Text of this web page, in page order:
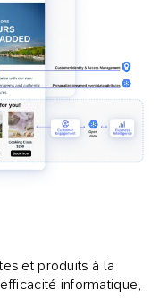
et produits à la
informatique,